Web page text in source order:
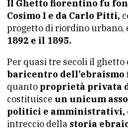
Il Ghetto fiorentino fu
Cosimo I e da Carlo Pitti,
progetto di riordino urbano,
1892 e il 1895.
Per quasi tre secoli il ghetto
baricentro
quanto proprietà privata
costituisce un unicum
politici e amministrativi,
intreccio della storia